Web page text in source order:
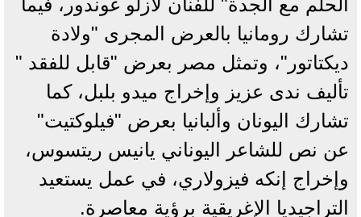
تشارك رومانيا بالعرض المجرى "ولادة
ديكتاتور"، وتمثل مصر بعرض "قابل للفقد "
تأليف ندى عزيز وإخراج ميدو بلبل، كما
تشارك اليونان وألبانيا بعرض "فيلوكتيت"
عن نص للشاعر اليوناني يانيس ريتسوس،
وإخراج إنكه فيزولاري، في عمل يستعيد
التراجيديا الإغريقية برؤية معاصرة.